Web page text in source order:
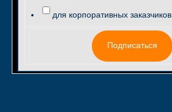
для корпоративных заказчиков
Подписаться